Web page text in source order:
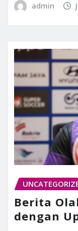
admin
Berita
dengan